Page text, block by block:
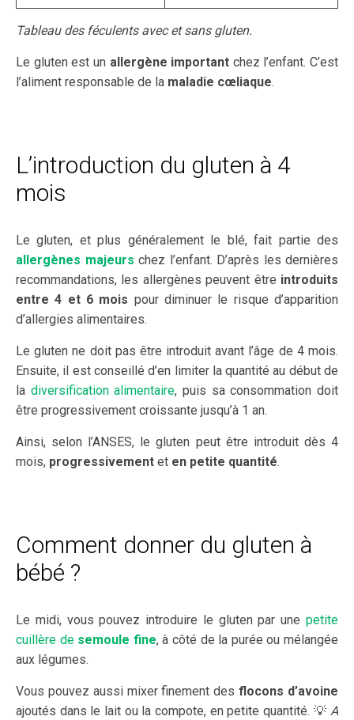
Tableau des féculents avec et sans gluten.
Le gluten est un allergène important chez l’enfant. C’est
l’aliment responsable de la maladie cœliaque.
L’introduction du gluten à 4
mois
Le gluten, et plus généralement le blé, fait partie des
allergènes majeurs chez l’enfant. D’après les dernières
recommandations, les allergènes peuvent être introduits
entre 4 et 6 mois pour diminuer le risque d’apparition
d’allergies alimentaires.
Le gluten ne doit pas être introduit avant l’âge de 4 mois.
Ensuite, il est conseillé d’en limiter la quantité au début de
la diversification alimentaire, puis sa consommation doit
être progressivement croissante jusqu’à 1 an.
Ainsi, selon l’ANSES, le gluten peut être introduit dès 4
mois, progressivement et en petite quantité.
Comment donner du gluten à
bébé ?
Le midi, vous pouvez introduire le gluten par une petite
cuillère de semoule fine, à côté de la purée ou mélangée
aux légumes.
Vous pouvez aussi mixer finement desflocons d’avoine
ajoutés dans le lait ou la compote, en petite quantité. 💡 A